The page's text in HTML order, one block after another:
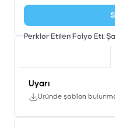
Perklor Etilen Folyo Eti.
Uyarı
Üründe şablon